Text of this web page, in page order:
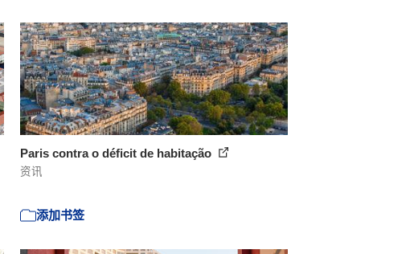
Paris contra o déficit de habitação
资讯
添加书签